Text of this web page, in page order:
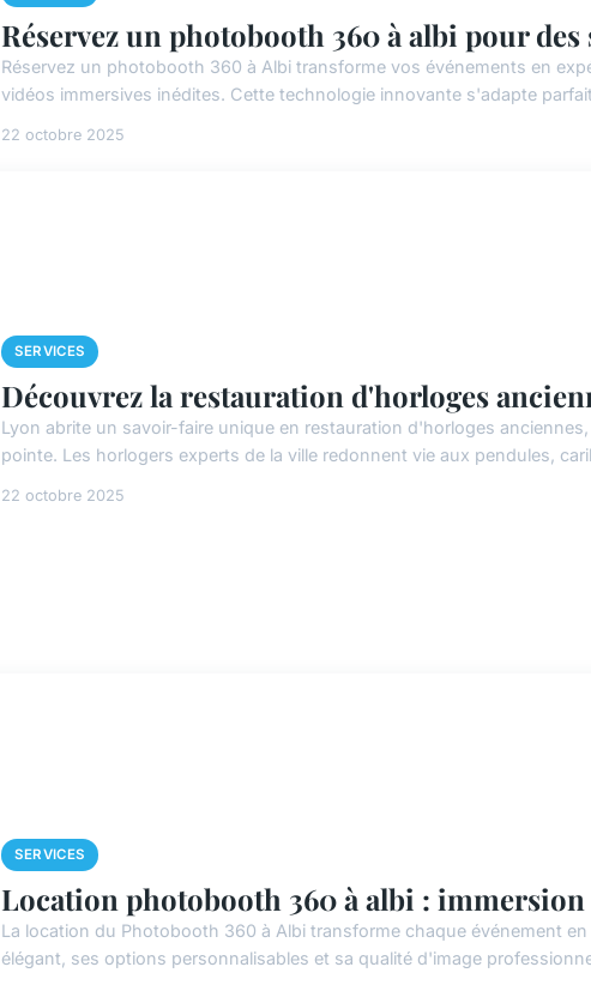
Réservez un photobooth 360 à albi pour
Réservez un photobooth 360 à Albi transforme vos événements en
vidéos immersives inédites. Cette technologie innovante s'adapte
22 octobre 2025
SERVICES
Découvrez la restauration d'horloges
Lyon abrite un savoir-faire unique en restauration d'horloges
pointe. Les horlogers experts de la ville redonnent vie aux pendules,
22 octobre 2025
SERVICES
Location photobooth 360 à albi :
La location du Photobooth 360 à Albi transforme chaque événement
élégant, ses options personnalisables et sa qualité d'image